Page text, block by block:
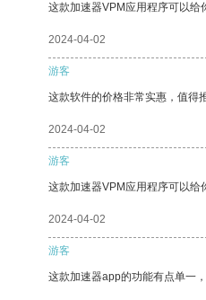
这款加速器VPM应用程序可以给
2024-04-02
游客
这款软件的价格非常实惠，值得
2024-04-02
游客
这款加速器VPM应用程序可以给
2024-04-02
游客
这款加速器app的功能有点单一